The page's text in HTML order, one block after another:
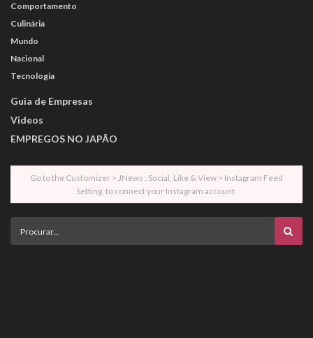
Comportamento
Culinária
Mundo
Nacional
Tecnologia
Guia de Empresas
Videos
EMPREGOS NO JAPÃO
Go to the Customizer > JNews : Social, Like & View > Instagram Feed
Setting, to connect your Instagram account.